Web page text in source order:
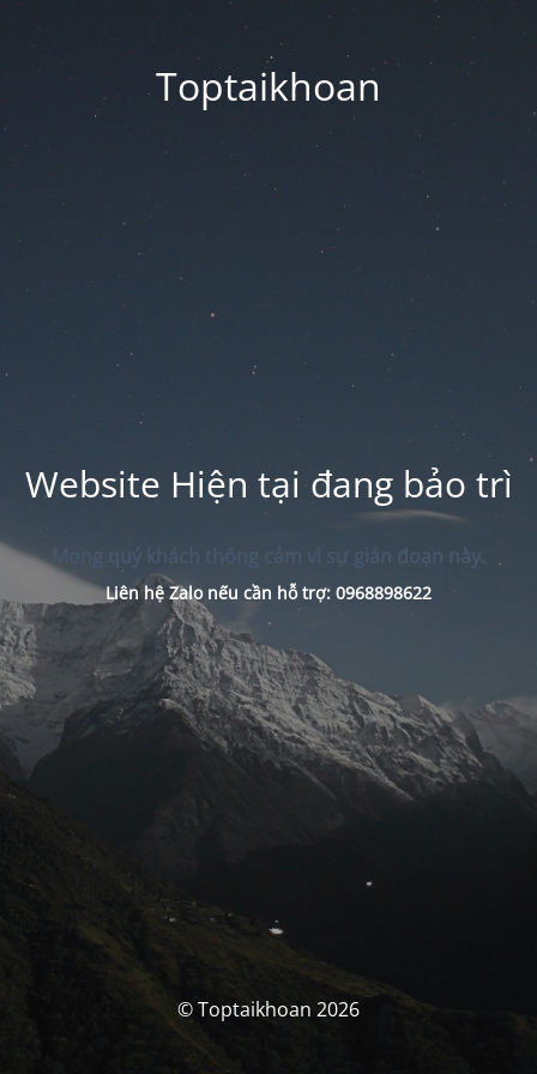
Toptaikhoan
Website Hiện tại đang bảo trì
Mong quý khách thông cảm vì sự gián đoạn này.
Liên hệ Zalo nếu cần hỗ trợ: 0968898622
© Toptaikhoan 2026